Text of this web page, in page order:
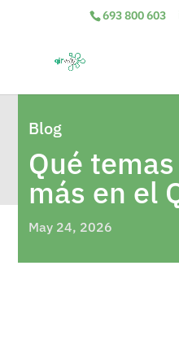
693 800 603
Blog
Qué
más en el
May 24, 2026